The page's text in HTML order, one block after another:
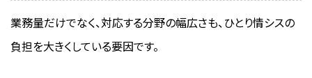
業務量だけでなく、対応する分野の幅広さも、ひとり情シスの
負担を大きくしている要因です。